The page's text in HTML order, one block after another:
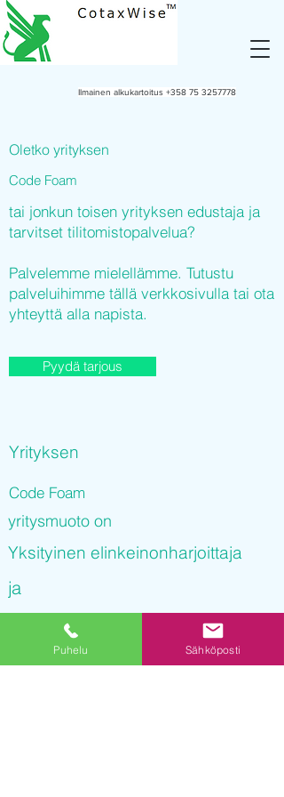
Ilmainen alkukartoitus +358 75 3257778
Oletko yrityksen
Code Foam
tai jonkun toisen yrityksen edustaja ja
tarvitset tilitomistopalvelua?
Palvelemme mielellämme. Tutustu
palveluihimme tällä verkkosivulla tai ota
yhteyttä alla napista.
Pyydä tarjous
Yrityksen
Code Foam
yritysmuoto on
Yksityinen elinkeinonharjoittaja
ja
Code Foam
on rekisteröity kaupparekisteriin
Puhelu Sähköposti